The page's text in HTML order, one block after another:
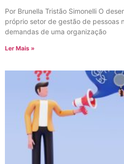
Por Brunella Tristão Simonelli O
próprio setor de gestão de pessoas
demandas de uma organização
Ler Mais »